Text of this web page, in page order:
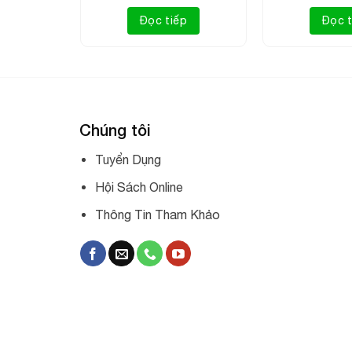
Đọc tiếp Đọc
Chúng tôi
Tuyển Dụng
Hội Sách Online
Thông Tin Tham Khảo